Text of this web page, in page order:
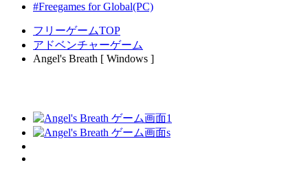
#Freegames for Global(PC)
フリーゲームTOP
アドベンチャーゲーム
Angel's Breath [ Windows ]